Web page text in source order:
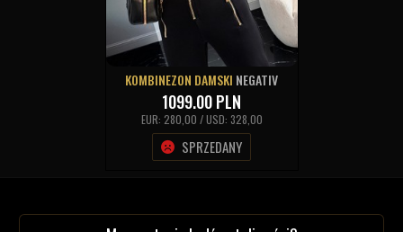
KOMBINEZON DAMSKI NEGATIV
1099.00PLN
EUR: 280,00 / USD: 328,00
SPRZEDANY